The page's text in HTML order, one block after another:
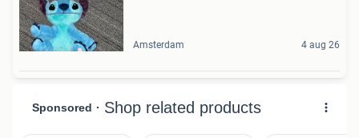
Amsterdam 4 aug 26